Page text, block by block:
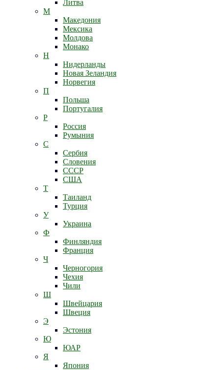
Литва
М
Македония
Мексика
Молдова
Монако
Н
Нидерланды
Новая Зеландия
Норвегия
П
Польша
Португалия
Р
Россия
Румыния
С
Сербия
Словения
СССР
США
Т
Таиланд
Турция
У
Украина
Ф
Финляндия
Франция
Ч
Черногория
Чехия
Чили
Ш
Швейцария
Швеция
Э
Эстония
Ю
ЮАР
Я
Япония